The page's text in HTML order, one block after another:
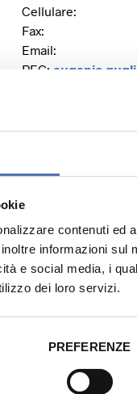
contenuti ed
informazioni
e social media, i
dei loro servizi.
PREFERENZE
Cellulare:
Fax:
Email:
PEC:
Facebook:
Twitter:
Linkedin: